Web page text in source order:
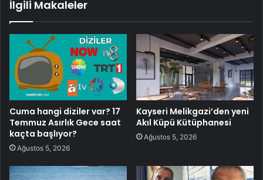
İlgili Makaleler
Cuma hangi diziler var? 17
Temmuz Asırlık Gece saat
kaçta başlıyor?
Ağustos 5, 2026
Kayseri Melikgazi’den yeni
Akıl Küpü Kütüphanesi
Ağustos 5, 2026